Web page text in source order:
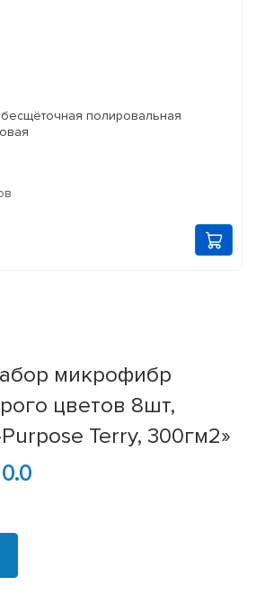
полировальная
микрофибр
цветов 8шт,
Terry, 300гм2»
0.0